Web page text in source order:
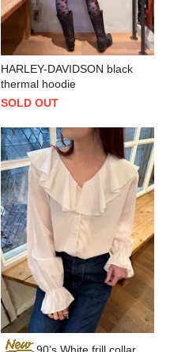
HARLEY-DAVIDSON black
thermal hoodie
SOLD OUT
90’s White frill collar